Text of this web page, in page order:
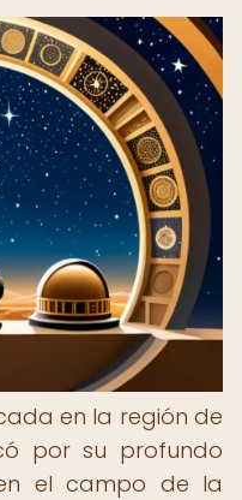
en la región de
por su profundo
el campo de la